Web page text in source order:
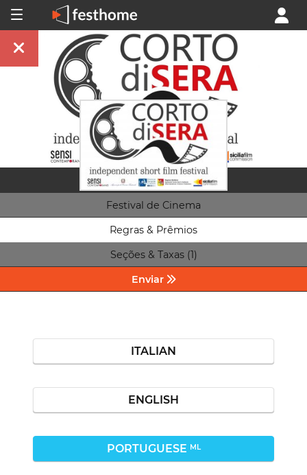
Festival de Cinema
Regras & Prêmios
Seções & Taxas (1)
Enviar
ITALIAN
ENGLISH
PORTUGUESE ML